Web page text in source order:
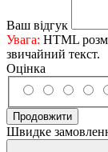
Ваш відгук
Увага: HTML
звичайний текст.
Оцінка
Продовжити
Швидке